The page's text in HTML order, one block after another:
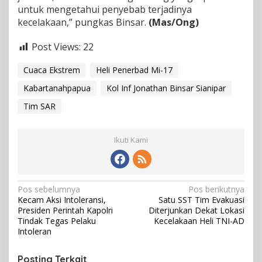
untuk mengetahui penyebab terjadinya
kecelakaan,” pungkas Binsar. (Mas/Ong)
Post Views: 22
Cuaca Ekstrem
Heli Penerbad Mi-17
Kabartanahpapua
Kol Inf Jonathan Binsar Sianipar
Tim SAR
Ikuti Kami
N
a
v
i
g
Pos sebelumnya
Kecam Aksi Intoleransi,
Presiden Perintah Kapolri
Tindak Tegas Pelaku
Intoleran
Pos berikutnya
Satu SST Tim Evakuasi
Diterjunkan Dekat Lokasi
Kecelakaan Heli TNI-AD
Posting Terkait